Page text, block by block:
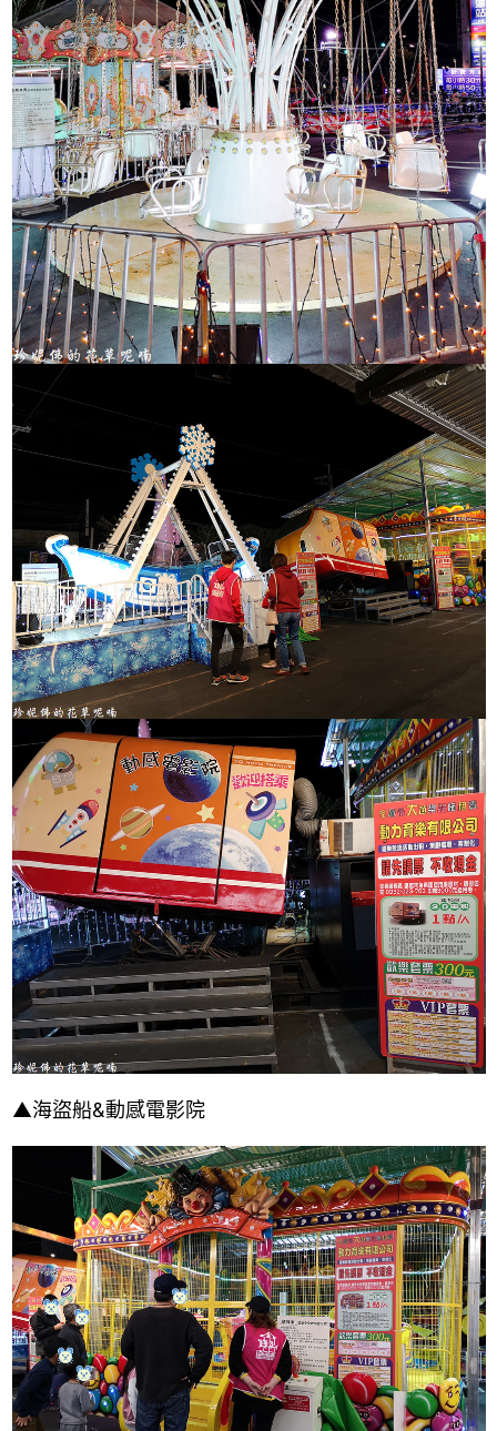
▲海盜船&動感電影院